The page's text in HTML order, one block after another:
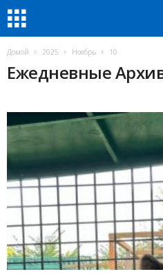
Домой 2025 Ноябрь 10
Ежедневные